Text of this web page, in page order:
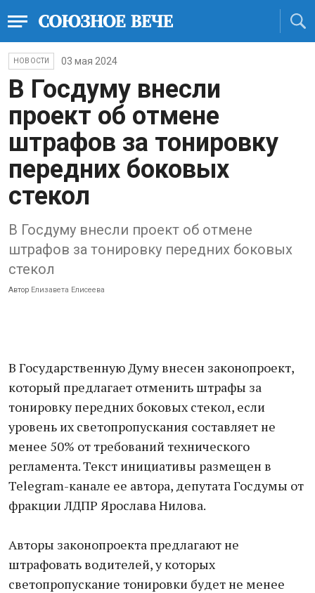
НОВОСТИ 03 мая 2024
В Госдуму внесли
проект об отмене
штрафов за тонировку
передних боковых
стекол
В Госдуму внесли проект об отмене
штрафов за тонировку передних боковых
стекол
Автор Елизавета Елисеева
В Государственную Думу внесен законопроект,
который предлагает отменить штрафы за
тонировку передних боковых стекол, если
уровень их светопропускания составляет не
менее 50% от требований технического
регламента. Текст инициативы размещен в
Telegram-канале ее автора, депутата Госдумы от
фракции ЛДПР Ярослава Нилова.
Авторы законопроекта предлагают не
штрафовать водителей, у которых
светопропускание тонировки будет не менее